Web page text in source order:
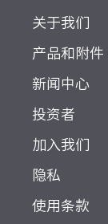
关于我们
产品和附件
新闻中心
投资者
加入我们
隐私
使用条款